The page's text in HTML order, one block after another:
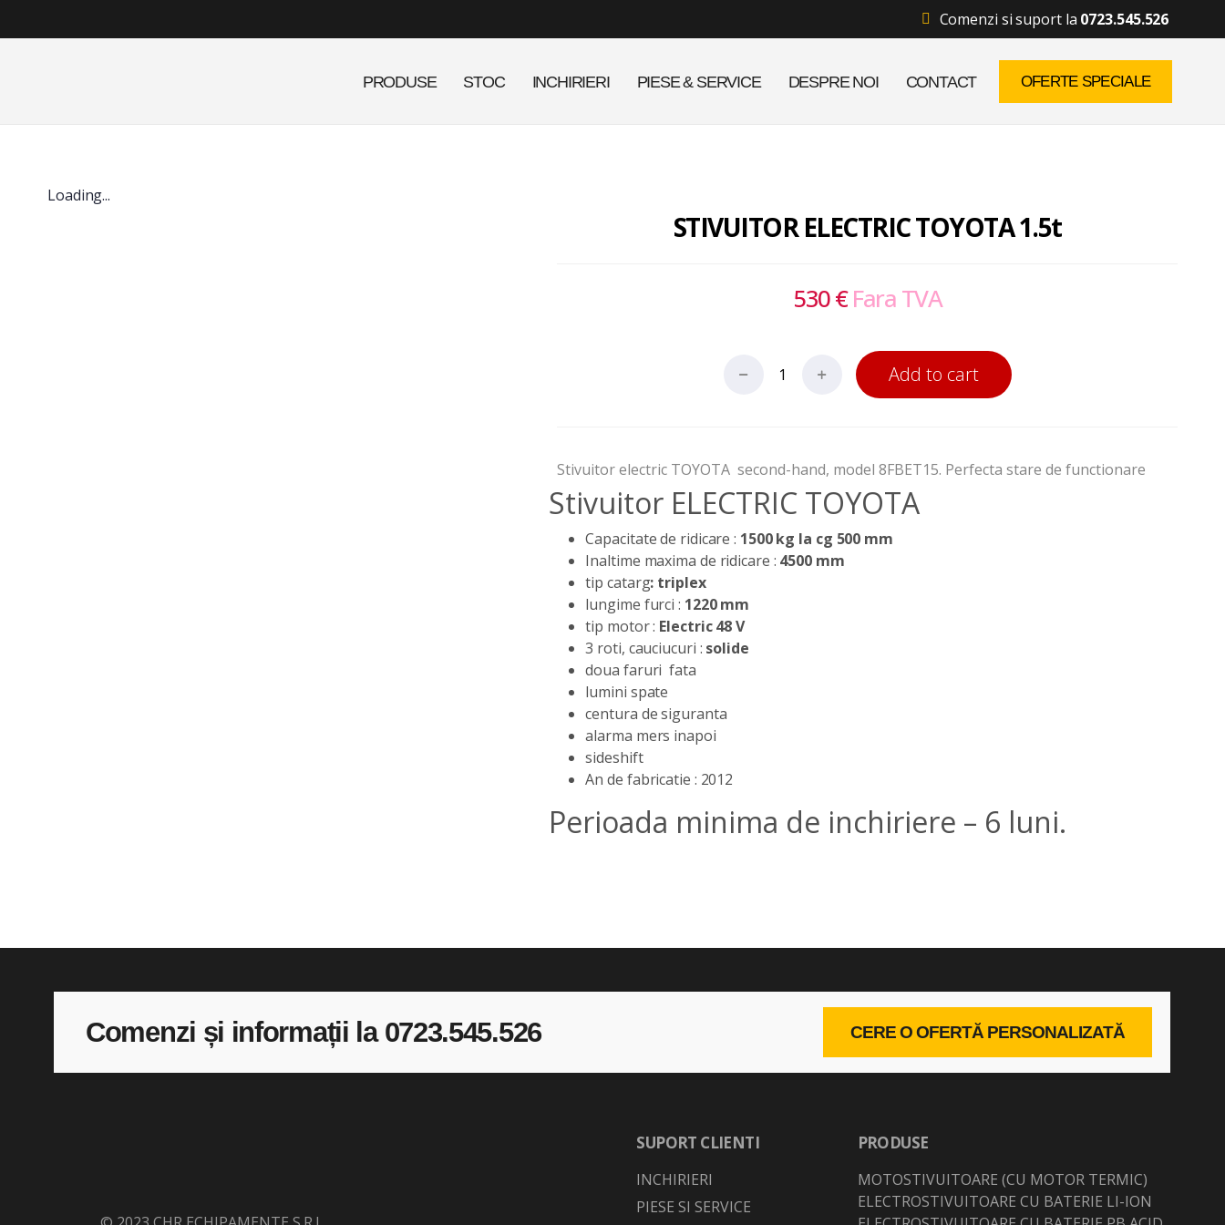
Comenzi si suport la 0723.545.526
PRODUSE STOC INCHIRIERI PIESE & SERVICE DESPRE NOI CONTACT OFERTE SPECIALE
Loading...
STIVUITOR ELECTRIC TOYOTA 1.5t
530€Fara TVA
Add to cart
Stivuitor electric TOYOTA second-hand, model 8FBET15. Perfecta stare de functionare
Stivuitor ELECTRIC TOYOTA
Capacitate de ridicare : 1500 kg la cg 500 mm
Inaltime maxima de ridicare : 4500 mm
tip catarg: triplex
lungime furci : 1220 mm
tip motor : Electric 48 V
3 roti, cauciucuri : solide
doua faruri fata
lumini spate
centura de siguranta
alarma mers inapoi
sideshift
An de fabricatie : 2012
Perioada minima de inchiriere – 6 luni.
Comenzi și informații la 0723.545.526 CERE O OFERTĂ PERSONALIZATĂ
SUPORT CLIENTI
INCHIRIERI
PIESE SI SERVICE
PRODUSE
MOTOSTIVUITOARE (CU MOTOR TERMIC)
ELECTROSTIVUITOARE CU BATERIE LI-ION